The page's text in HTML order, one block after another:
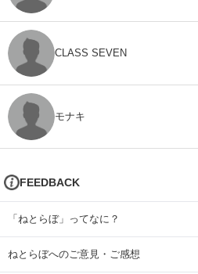
CLASS SEVEN
モナキ
FEEDBACK
「ねとらぼ」ってなに？
ねとらぼへのご意見・ご感想